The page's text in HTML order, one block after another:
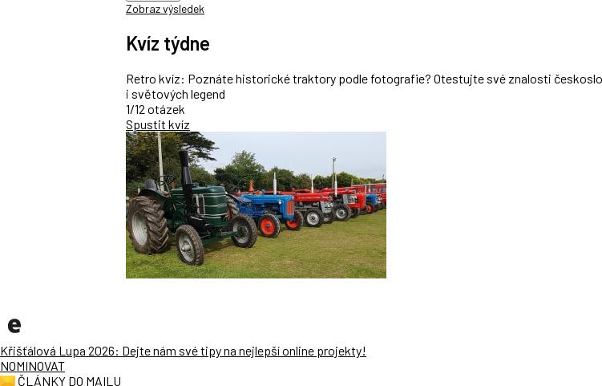
Zobraz výsledek
Kvíz týdne
Retro kvíz: Poznáte historické traktory podle fotografie? Otestujte své znalosti
i světových legend
1/12 otázek
Spustit kvíz
Křišťálová Lupa 2026: Dejte nám své tipy na nejlepší online projekty!
NOMINOVAT
ČLÁNKY DO MAILU